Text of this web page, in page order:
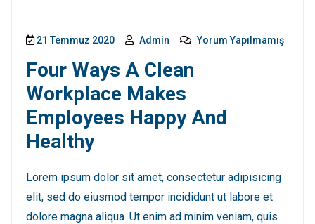
21 Temmuz 2020 Admin Yorum Yapılmamış
Four Ways A Clean
Workplace Makes
Employees Happy And
Healthy
Lorem ipsum dolor sit amet, consectetur adipisicing
elit, sed do eiusmod tempor incididunt ut labore et
dolore magna aliqua. Ut enim ad minim veniam, quis